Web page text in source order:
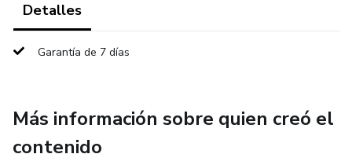
Detalles
Garantía de 7 días
Más información sobre quien creó el
contenido